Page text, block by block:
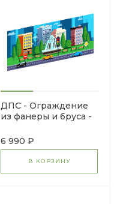
ДПС - Ограждение
из фанеры и бруса -
6 990 ₽
В КОРЗИНУ